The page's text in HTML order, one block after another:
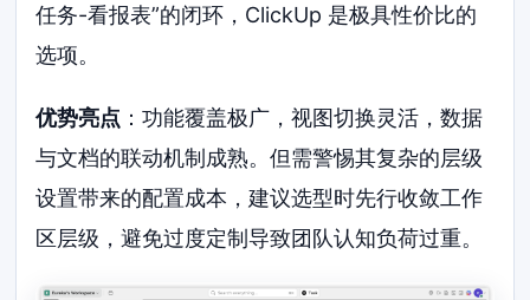
任务-看报表”的闭环，ClickUp 是极具性价比的
选项。
优势亮点 ：功能覆盖极广，视图切换灵活，数据
与文档的联动机制成熟。但需警惕其复杂的层级
设置带来的配置成本，建议选型时先行收敛工作
区层级，避免过度定制导致团队认知负荷过重。